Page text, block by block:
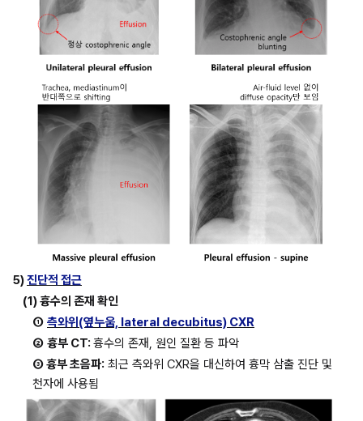
5) 진단적 접근
(1) 흉수의 존재 확인
① 측와위(옆누움, lateral decubitus) CXR
② 흉부 CT: 흉수의 존재, 원인 질환 등 파악
③ 흉부 초음파: 최근 측와위 CXR을 대신하여 흉막 삼출 진단 및
천자에 사용됨